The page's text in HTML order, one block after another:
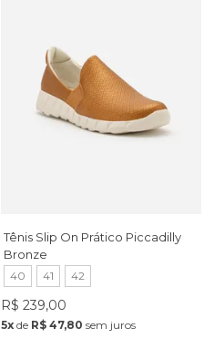
Tênis Slip On Prático Piccadilly
Bronze
40 41 42
R$ 239,00
5x de R$ 47,80 sem juros